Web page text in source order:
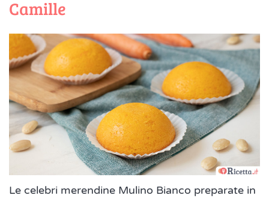
Camille
Le celebri merendine Mulino Bianco preparate in